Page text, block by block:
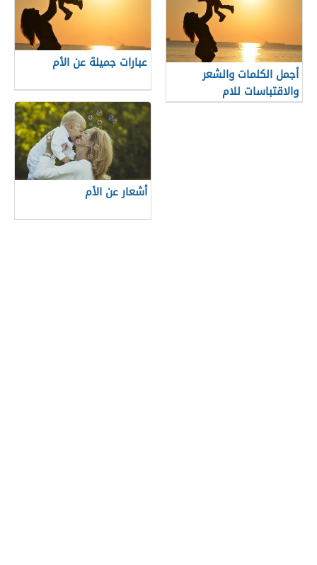
أجمل الكلمات والشعر
والاقتباسات للام
عبارات جميلة عن الأم
أشعار عن الأم